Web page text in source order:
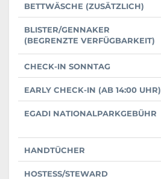
BETTWÄSCHE (ZUSÄTZLICH)
BLISTER/GENNAKER
(BEGRENZTE VERFÜGBARKEIT)
CHECK-IN SONNTAG
EARLY CHECK-IN (AB 14:00 UHR)
EGADI NATIONALPARKGEBÜHR
HANDTÜCHER
HOSTESS/STEWARD